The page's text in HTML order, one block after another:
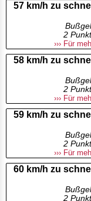
57 km/h zu
2
››› Für
58 km/h zu
2
››› Für
59 km/h zu
2
››› Für
60 km/h zu
2